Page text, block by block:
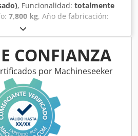
, Funcionalidad: totalmente
7,800 kg, Año de fabricación:
, Hamm 3307 HT Vio rodillo
con solo 4.170 horas de trabajo, en
de inmediato, peso 7.800 kg.
También preparamos
de exportación. Visita previa cita,
de semana. Csdpfxoykktze
CONFIANZA
por Machineseeker